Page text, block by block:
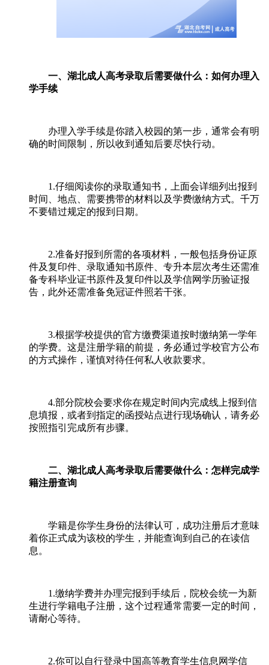
一、湖北成人高考录取后需要做什么：如何办理入
学手续
办理入学手续是你踏入校园的第一步，通常会有明
确的时间限制，所以收到通知后要尽快行动。
1.仔细阅读你的录取通知书，上面会详细列出报到
时间、地点、需要携带的材料以及学费缴纳方式。千万
不要错过规定的报到日期。
2.准备好报到所需的各项材料，一般包括身份证原
件及复印件、录取通知书原件、专升本层次考生还需准
备专科毕业证书原件及复印件以及学信网学历验证报
告，此外还需准备免冠证件照若干张。
3.根据学校提供的官方缴费渠道按时缴纳第一学年
的学费。这是注册学籍的前提，务必通过学校官方公布
的方式操作，谨慎对待任何私人收款要求。
4.部分院校会要求你在规定时间内完成线上报到信
息填报，或者到指定的函授站点进行现场确认，请务必
按照指引完成所有步骤。
二、湖北成人高考录取后需要做什么：怎样完成学
籍注册查询
学籍是你学生身份的法律认可，成功注册后才意味
着你正式成为该校的学生，并能查询到自己的在读信
息。
1.缴纳学费并办理完报到手续后，院校会统一为新
生进行学籍电子注册，这个过程通常需要一定的时间，
请耐心等待。
2.你可以自行登录中国高等教育学生信息网学信